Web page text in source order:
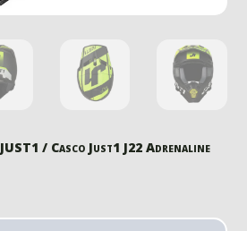
JUST1 / Casco Just1 J22 Adrenaline